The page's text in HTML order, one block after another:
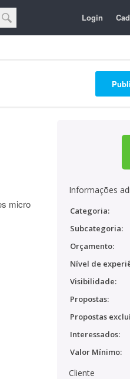
Login
micro
Informações
Categoria:
Subcategoria:
Orçamento:
Nível de
Visibilidade:
Propostas:
Propostas
Interessados:
Valor Mínimo:
Cliente